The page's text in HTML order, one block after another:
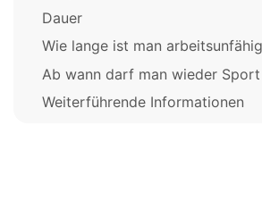
Dauer
Wie lange ist man
Ab wann darf man wieder Sport
Weiterführende Informationen